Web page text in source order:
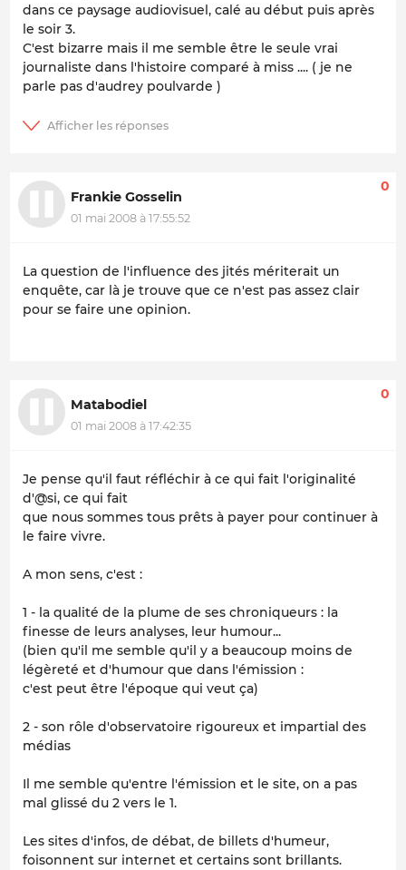
dans ce paysage audiovisuel, calé au début puis après
le soir 3.
C'est bizarre mais il me semble être le seule vrai
journaliste dans l'histoire comparé à miss .... ( je ne
parle pas d'audrey poulvarde )
Frankie Gosselin
01 mai 2008 à 17:55:52
0
La question de l'influence des jités mériterait un
enquête, car là je trouve que ce n'est pas assez clair
pour se faire une opinion.
Matabodiel
01 mai 2008 à 17:42:35
0
Je pense qu'il faut réfléchir à ce qui fait l'originalité
d'@si, ce qui fait
que nous sommes tous prêts à payer pour continuer à
le faire vivre.
A mon sens, c'est :
1 - la qualité de la plume de ses chroniqueurs : la
finesse de leurs analyses, leur humour...
(bien qu'il me semble qu'il y a beaucoup moins de
légèreté et d'humour que dans l'émission :
c'est peut être l'époque qui veut ça)
2 - son rôle d'observatoire rigoureux et impartial des
médias
Il me semble qu'entre l'émission et le site, on a pas
mal glissé du 2 vers le 1.
Les sites d'infos, de débat, de billets d'humeur,
foisonnent sur internet et certains sont brillants.